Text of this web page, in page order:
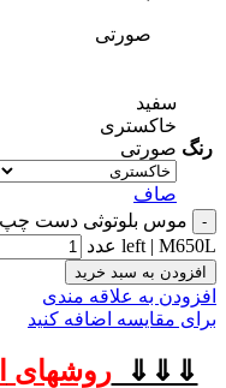
صورتی
رنگ
سفید
خاکستری
صورتی
صاف
left | M650L عدد
افزودن به سبد خرید
افزودن به علاقه مندی
برای مقایسه اضافه کنید
⇓⇓⇓روشهای